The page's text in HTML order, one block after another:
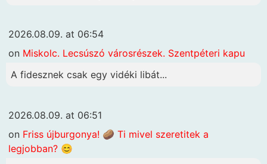
2026.08.09. at 06:54
on Miskolc. Lecsúszó városrészek. Szentpéteri kapu
A fidesznek csak egy vidéki libát...
2026.08.09. at 06:51
on Friss újburgonya! 🥔 Ti mivel szeretitek a
legjobban? 😊